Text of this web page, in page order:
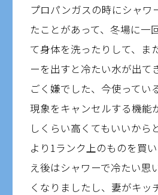
プロパンガスの時にシャワ
たことがあって、冬場に一
て身体を洗ったりして、ま
ーを出すと冷たい水が出て
ごく嫌でした、今使ってい
現象をキャンセルする機能
しくらい高くてもいいから
より1ランク上のものを買
え後はシャワーで冷たい思
くなりましたし、妻がキッ